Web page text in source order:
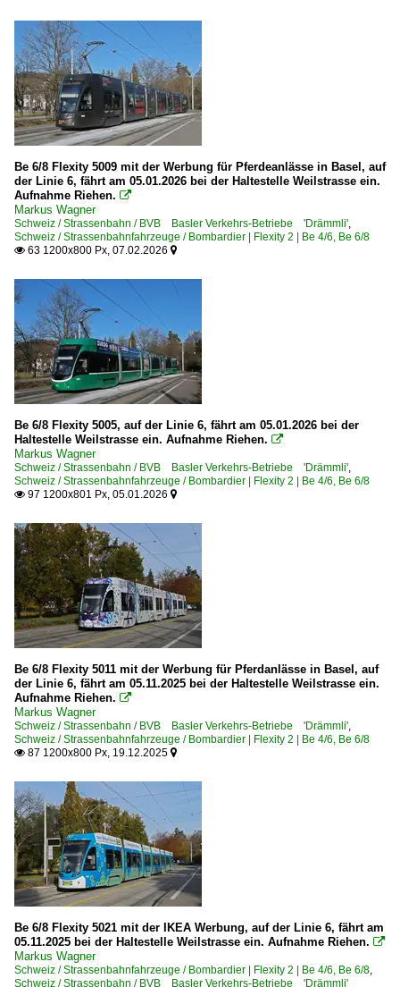
Be 6/8 Flexity 5009 mit der Werbung für Pferdeanlässe in Basel, auf
der Linie 6, fährt am 05.01.2026 bei der Haltestelle Weilstrasse ein.
Aufnahme Riehen. 
Markus Wagner
Schweiz / Strassenbahn / BVB Basler Verkehrs-Betriebe 'Drämmli',
Schweiz / Strassenbahnfahrzeuge / Bombardier | Flexity 2 | Be 4/6, Be 6/8
 63 1200x800 Px, 07.02.2026 
Be 6/8 Flexity 5005, auf der Linie 6, fährt am 05.01.2026 bei der
Haltestelle Weilstrasse ein. Aufnahme Riehen. 
Markus Wagner
Schweiz / Strassenbahn / BVB Basler Verkehrs-Betriebe 'Drämmli',
Schweiz / Strassenbahnfahrzeuge / Bombardier | Flexity 2 | Be 4/6, Be 6/8
 97 1200x801 Px, 05.01.2026 
Be 6/8 Flexity 5011 mit der Werbung für Pferdanlässe in Basel, auf
der Linie 6, fährt am 05.11.2025 bei der Haltestelle Weilstrasse ein.
Aufnahme Riehen. 
Markus Wagner
Schweiz / Strassenbahn / BVB Basler Verkehrs-Betriebe 'Drämmli',
Schweiz / Strassenbahnfahrzeuge / Bombardier | Flexity 2 | Be 4/6, Be 6/8
 87 1200x800 Px, 19.12.2025 
Be 6/8 Flexity 5021 mit der IKEA Werbung, auf der Linie 6, fährt am
05.11.2025 bei der Haltestelle Weilstrasse ein. Aufnahme Riehen. 
Markus Wagner
Schweiz / Strassenbahnfahrzeuge / Bombardier | Flexity 2 | Be 4/6, Be 6/8,
Schweiz / Strassenbahn / BVB Basler Verkehrs-Betriebe 'Drämmli'